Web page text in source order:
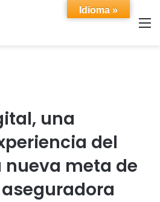
una
del
nueva meta de
Idioma »